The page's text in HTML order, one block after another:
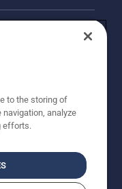
to the storing of
analyze
efforts.